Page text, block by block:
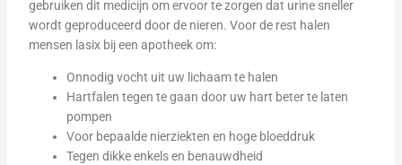
gebruiken dit medicijn om ervoor te zorgen dat urine sneller
wordt geproduceerd door de nieren. Voor de rest halen
mensen lasix bij een apotheek om:
Onnodig vocht uit uw lichaam te halen
Hartfalen tegen te gaan door uw hart beter te laten
pompen
Voor bepaalde nierziekten en hoge bloeddruk
Tegen dikke enkels en benauwdheid